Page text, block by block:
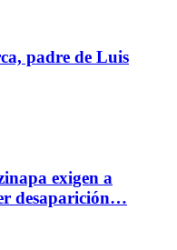
padre de Luis
exigen a
desaparición…